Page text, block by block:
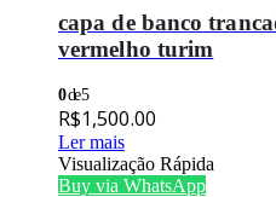
capa de banco
vermelho turim
0de 5
R$1,500.00
Ler mais
Visualização Rápida
Buy via WhatsApp